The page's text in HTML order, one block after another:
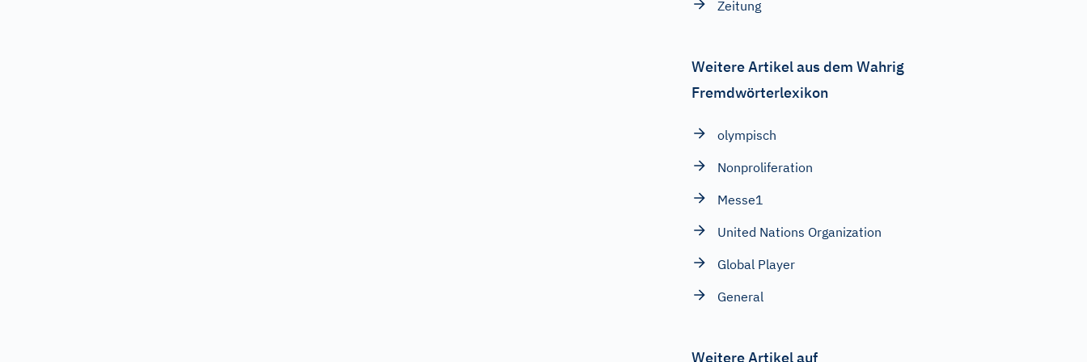
Zeitung
Weitere Artikel aus dem Wahrig
Fremdwörterlexikon
olympisch
Nonproliferation
Messe1
United Nations Organization
Global Player
General
Weitere Artikel auf